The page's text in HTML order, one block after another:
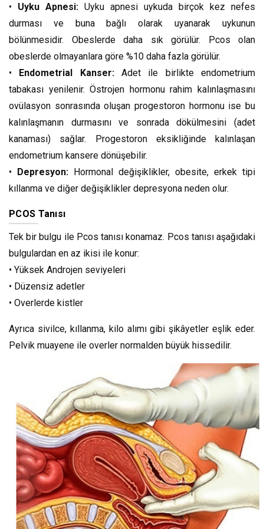
• Uyku Apnesi: Uyku apnesi uykuda birçok kez nefes
durması ve buna bağlı olarak uyanarak uykunun
bölünmesidir. Obeslerde daha sık görülür. Pcos olan
obeslerde olmayanlara göre %10 daha fazla görülür.
•
Endometrial Kanser:Adet ile birlikte endometrium
tabakası yenilenir. Östrojen hormonu rahim kalınlaşmasını
ovülasyon sonrasında oluşan progestoron hormonu ise bu
kalınlaşmanın durmasını ve sonrada dökülmesini (adet
kanaması) sağlar. Progestoron eksikliğinde kalınlaşan
endometrium kansere dönüşebilir.
•
Depresyon: Hormonal değişiklikler, obesite, erkek tipi
kıllanma ve diğer değişiklikler depresyona neden olur.
PCOS Tanısı
Tek bir bulgu ile Pcos tanısı konamaz. Pcos tanısı aşağıdaki
bulgulardan en az ikisi ile konur:
• Yüksek Androjen seviyeleri
• Düzensiz adetler
• Overlerde kistler
Ayrıca sivilce, kıllanma, kilo alımı gibi şikâyetler eşlik eder.
Pelvik muayene ile overler normalden büyük hissedilir.